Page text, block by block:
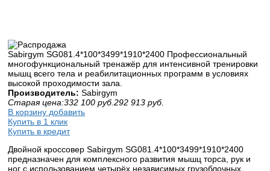
Sabirgym SG081.4*100*3499*1910*2400 Профессиональный
многофункциональный тренажёр для интенсивной тренировки
мышц всего тела и реабилитационных программ в условиях
высокой проходимости зала.
Производитель: Sabirgym
Старая цена:332 100 руб.292 913 руб.
В корзину добавить
Купить в 1 клик
Купить в кредит
Двойной кроссовер Sabirgym SG081.4*100*3499*1910*2400
предназначен для комплексного развития мышц торса, рук и
ног с использованием четырёх независимых грузоблочных